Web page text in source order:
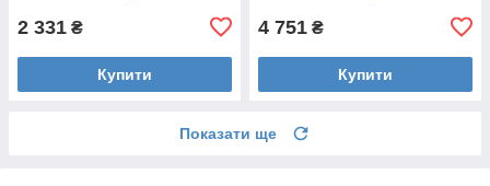
2 331 ₴
Купити
4 751 ₴
Купити
Показати ще